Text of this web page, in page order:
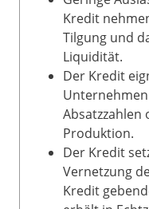
Kredit
Tilgung und
Liquidität.
Der Kredit
Absatzzahlen
Produktion.
Der Kredit
Vernetzung
Kredit